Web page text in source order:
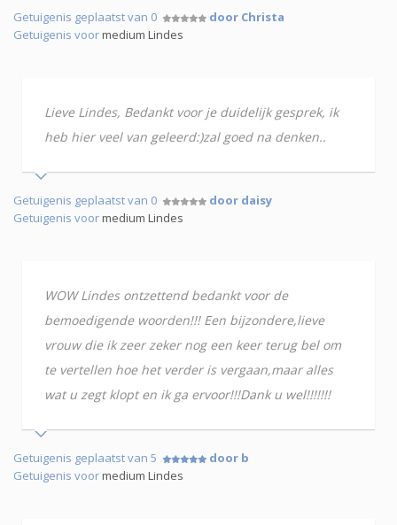
Getuigenis geplaatst van 0
door Christa
Getuigenis voormedium Lindes
Lieve Lindes, Bedankt voor je duidelijk gesprek, ik
heb hier veel van geleerd:)zal goed na denken..
Getuigenis geplaatst van 0
door daisy
Getuigenis voormedium Lindes
WOW Lindes ontzettend bedankt voor de
bemoedigende woorden!!! Een bijzondere,lieve
vrouw die ik zeer zeker nog een keer terug bel om
te vertellen hoe het verder is vergaan,maar alles
wat u zegt klopt en ik ga ervoor!!!Dank u wel!!!!!!!
Getuigenis geplaatst van 5
door b
Getuigenis voormedium Lindes